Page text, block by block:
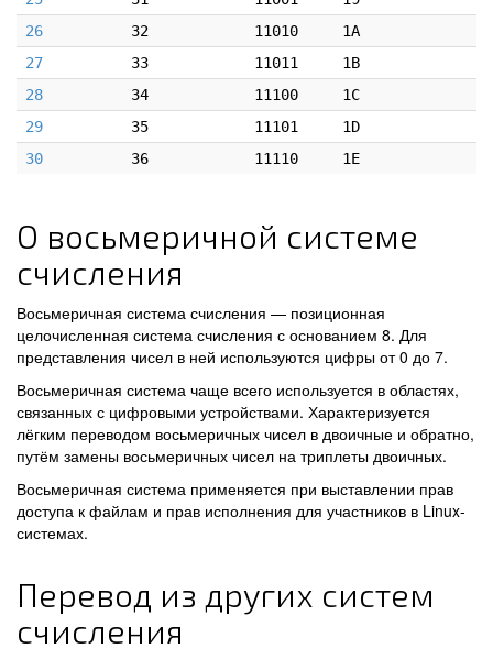
26
32 11010
1A
27
33 11011
1B
28
34 11100
1C
29
35 11101
1D
30
36 11110 1E
О восьмеричной системе
счисления
Восьмеричная система счисления — позиционная
целочисленная система счисления с основанием 8. Для
представления чисел в ней используются цифры от 0 до 7.
Восьмеричная система чаще всего используется в областях,
связанных с цифровыми устройствами. Характеризуется
лёгким переводом восьмеричных чисел в двоичные и обратно,
путём замены восьмеричных чисел на триплеты двоичных.
Восьмеричная система применяется при выставлении прав
доступа к файлам и прав исполнения для участников в Linux-
системах.
Перевод из других систем
счисления